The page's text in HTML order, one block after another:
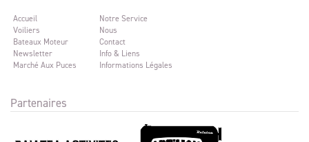
Accueil
Voiliers
Bateaux Moteur
Newsletter
Marché Aux Puces
Notre Service
Nous
Contact
Info & Liens
Informations Légales
Partenaires